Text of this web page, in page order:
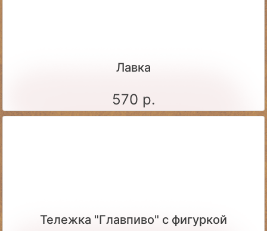
Лавка
570 р.
Тележка "Главпиво" с фигуркой